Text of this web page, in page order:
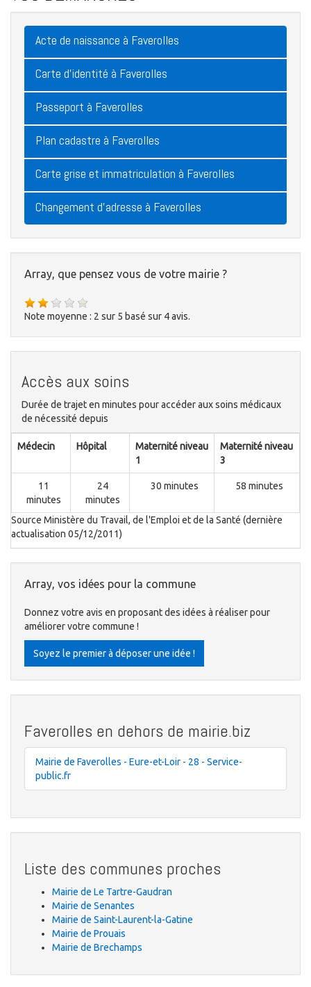
Acte de naissance à Faverolles
Carte d'identité à Faverolles
Passeport à Faverolles
Plan cadastre à Faverolles
Carte grise et immatriculation à Faverolles
Changement d'adresse à Faverolles
Array, que pensez vous de votre mairie ?
Note moyenne : 2 sur 5 basé sur 4avis.
Accès aux soins
Durée de trajet en minutes pour accéder aux soins médicaux
de nécessité depuis
Médecin Hôpital
Maternité niveau
1
Maternité niveau
3
11
minutes
24
minutes
30 minutes 58 minutes
Source Ministère du Travail, de l'Emploi et de la Santé (dernière
actualisation 05/12/2011)
Array, vos idées pour la commune
Donnez votre avis en proposant des idées à réaliser pour
améliorer votre commune !
Soyez le premier à déposer une idée !
Faverolles en dehors de mairie.biz
Mairie de Faverolles - Eure-et-Loir - 28 - Service-
public.fr
Liste des communes proches
Mairie de Le Tartre-Gaudran
Mairie de Senantes
Mairie de Saint-Laurent-la-Gatine
Mairie de Prouais
Mairie de Brechamps